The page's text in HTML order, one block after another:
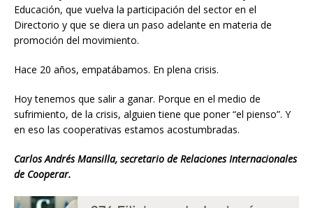
Educación, que vuelva la participación del sector en el
Directorio y que se diera un paso adelante en materia de
promoción del movimiento.
Hace 20 años, empatábamos. En plena crisis.
Hoy tenemos que salir a ganar. Porque en el medio de
sufrimiento, de la crisis, alguien tiene que poner “el pienso”. Y
en eso las cooperativas estamos acostumbradas.
Carlos Andrés Mansilla, secretario de Relaciones Internacionales
de Cooperar.